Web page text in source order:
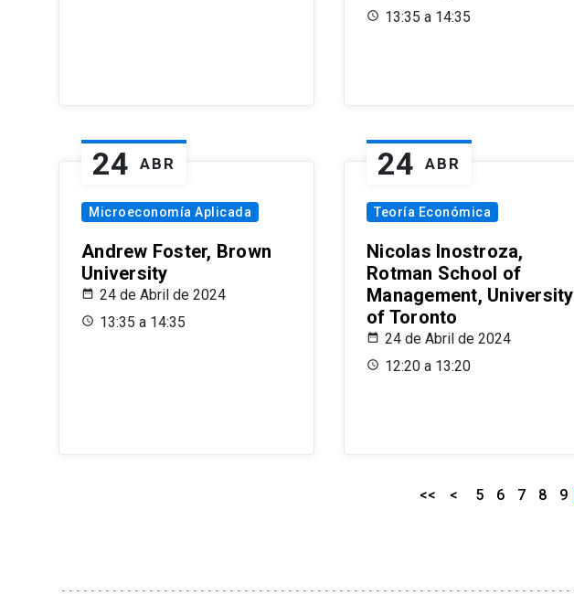
13:35 a 14:35
24 ABR
Microeconomía Aplicada
Andrew Foster, Brown
University
24 de Abril de 2024
13:35 a 14:35
24 ABR
Teoría Económica
Nicolas Inostroza,
Rotman School of
Management, University
of Toronto
24 de Abril de 2024
12:20 a 13:20
<< < 5 6 7 8 9